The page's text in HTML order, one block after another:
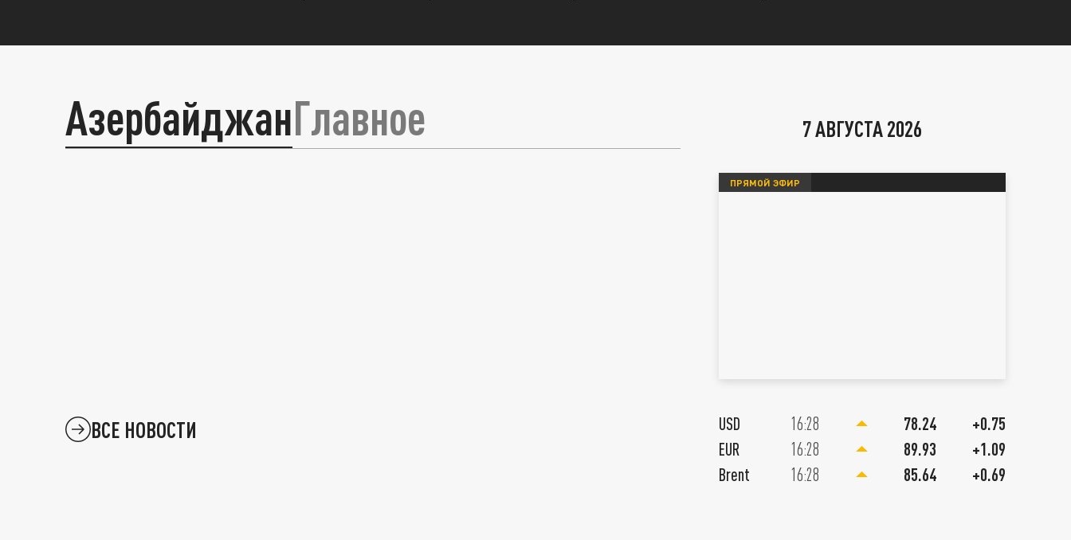
АзербайджанГлавное
ВСЕ НОВОСТИ
Главное в иноСМИ 7 августа:
Москву и Киев. Украинца
шпионаж. Штаты просят
7 АВГУСТА 2026
ПРЯМОЙ ЭФИР
USD 16:28 78.24
+0.75
EUR
16:28 89.93
+1.09
Brent
16:28 85.64 +0.69